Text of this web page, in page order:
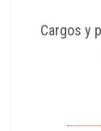
Cargos y